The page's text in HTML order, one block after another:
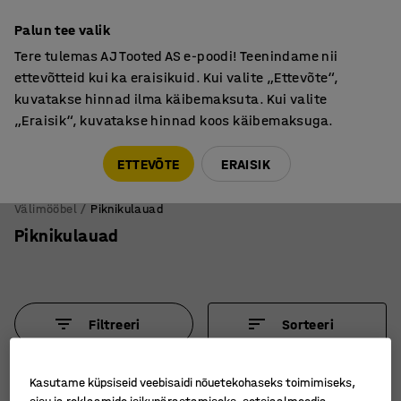
Pärnu mnt 158, Tallinn. Kauba väljastamine Paneeli
6, Tallinn. Vaata lähemalt!
Välimööbel Piknikulauad
Piknikulauad
Filtreeri Sorteeri
Palun tee valik
Tere tulemas AJ Tooted AS e-poodi! Teenindame nii
ettevõtteid kui ka eraisikuid. Kui valite „Ettevõte“,
kuvatakse hinnad ilma käibemaksuta. Kui valite
„Eraisik“, kuvatakse hinnad koos käibemaksuga.
ETTEVÕTE ERAISIK
Kasutame küpsiseid veebisaidi nõuetekohaseks toimimiseks,